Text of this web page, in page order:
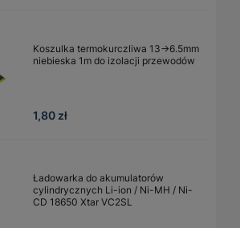
Koszulka termokurczliwa 13→6.5mm
niebieska 1m do izolacji przewodów
1,80 zł
Ładowarka do akumulatorów
cylindrycznych Li-ion / Ni-MH / Ni-
CD 18650 Xtar VC2SL